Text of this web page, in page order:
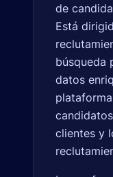
de
Está
búsqueda
datos
clientes y